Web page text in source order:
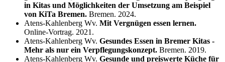
in Kitas und Möglichkeiten der Umsetzung am Beispiel
von KiTa Bremen. Bremen. 2024.
Atens-Kahlenberg Wv. Mit Vergnügen essen lernen.
Online-Vortrag. 2021.
Atens-Kahlenberg Wv. Gesundes Essen in Bremer Kitas -
Mehr als nur ein Verpflegungskonzept. Bremen. 2019.
Atens-Kahlenberg Wv. Gesunde und preiswerte Küche für